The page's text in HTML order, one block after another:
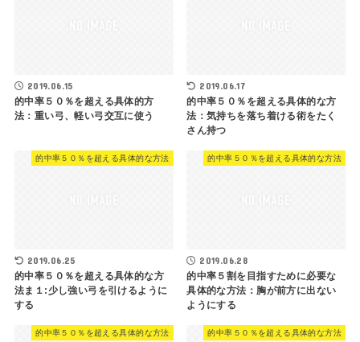
2019.06.15
的中率５０％を超える具体的方
法：重い弓、軽い弓交互に使う
2019.06.17
的中率５０％を超える具体的な方
法：気持ちを落ち着ける術をたく
さん持つ
的中率５０％を超える具体的な方法
2019.06.25
的中率５０％を超える具体的な方
法ま１:少し強い弓を引けるように
する
的中率５０％を超える具体的な方法
2019.06.28
的中率５割を目指すために必要な
具体的な方法：胸が前方に出ない
ようにする
的中率５０％を超える具体的な方法 的中率５０％を超える具体的な方法